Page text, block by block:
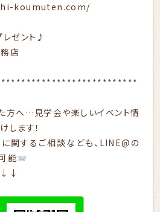
koumuten.com/
ゼント♪
店
方へ…見学会や楽しいイベント情
します！
関するご相談なども、LINE@の
能
↓↓